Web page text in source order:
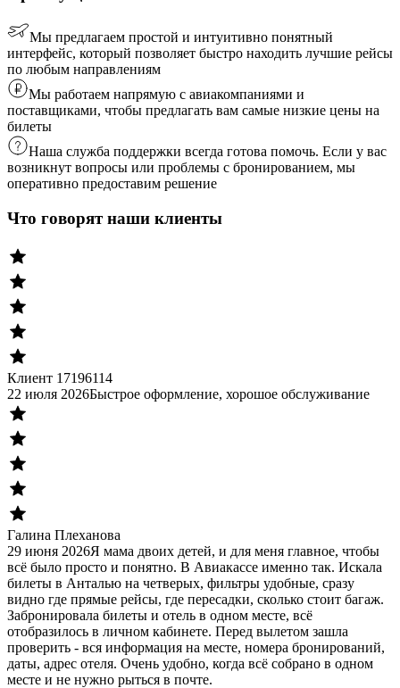
Мы предлагаем простой и интуитивно понятный
интерфейс, который позволяет быстро находить лучшие рейсы
по любым направлениям
Мы работаем напрямую с авиакомпаниями и
поставщиками, чтобы предлагать вам самые низкие цены на
билеты
Наша служба поддержки всегда готова помочь. Если у вас
возникнут вопросы или проблемы с бронированием, мы
оперативно предоставим решение
Что говорят наши клиенты
Клиент 17196114
22 июля 2026Быстрое оформление, хорошое обслуживание
Галина Плеханова
29 июня 2026Я мама двоих детей, и для меня главное, чтобы
всё было просто и понятно. В Авиакассе именно так. Искала
билеты в Анталью на четверых, фильтры удобные, сразу
видно где прямые рейсы, где пересадки, сколько стоит багаж.
Забронировала билеты и отель в одном месте, всё
отобразилось в личном кабинете. Перед вылетом зашла
проверить - вся информация на месте, номера бронирований,
даты, адрес отеля. Очень удобно, когда всё собрано в одном
месте и не нужно рыться в почте.